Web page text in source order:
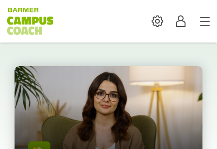
SettingsProfil